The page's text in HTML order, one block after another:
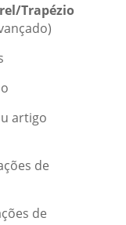
Trapézio
artigo
de
de